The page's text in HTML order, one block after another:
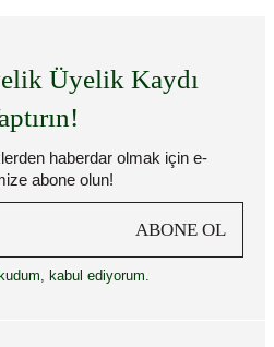
Üyelik Kaydı
haberdar olmak için e-
abone olun!
ABONE OL
kabul ediyorum.